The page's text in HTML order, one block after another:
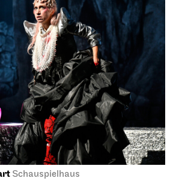
Schauspielhaus